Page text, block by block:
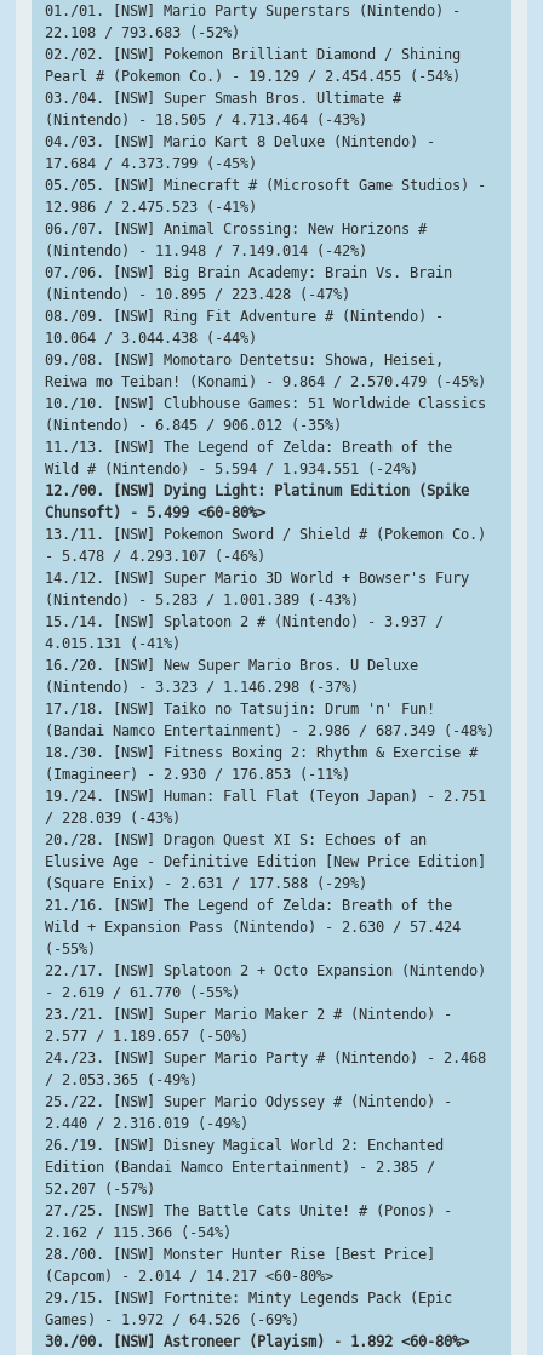
01./01. [NSW] Mario Party Superstars (Nintendo) -
22.108 / 793.683 (-52%)
02./02. [NSW] Pokemon Brilliant Diamond / Shining
Pearl # (Pokemon Co.) - 19.129 / 2.454.455 (-54%)
03./04. [NSW] Super Smash Bros. Ultimate #
(Nintendo) - 18.505 / 4.713.464 (-43%)
04./03. [NSW] Mario Kart 8 Deluxe (Nintendo) -
17.684 / 4.373.799 (-45%)
05./05. [NSW] Minecraft # (Microsoft Game Studios) -
12.986 / 2.475.523 (-41%)
06./07. [NSW] Animal Crossing: New Horizons #
(Nintendo) - 11.948 / 7.149.014 (-42%)
07./06. [NSW] Big Brain Academy: Brain Vs. Brain
(Nintendo) - 10.895 / 223.428 (-47%)
08./09. [NSW] Ring Fit Adventure # (Nintendo) -
10.064 / 3.044.438 (-44%)
09./08. [NSW] Momotaro Dentetsu: Showa, Heisei,
Reiwa mo Teiban! (Konami) - 9.864 / 2.570.479 (-45%)
10./10. [NSW] Clubhouse Games: 51 Worldwide Classics
(Nintendo) - 6.845 / 906.012 (-35%)
11./13. [NSW] The Legend of Zelda: Breath of the
Wild # (Nintendo) - 5.594 / 1.934.551 (-24%)
12./00. [NSW] Dying Light: Platinum Edition (Spike
Chunsoft) - 5.499 <60-80%>
13./11. [NSW] Pokemon Sword / Shield # (Pokemon Co.)
- 5.478 / 4.293.107 (-46%)
14./12. [NSW] Super Mario 3D World + Bowser's Fury
(Nintendo) - 5.283 / 1.001.389 (-43%)
15./14. [NSW] Splatoon 2 # (Nintendo) - 3.937 /
4.015.131 (-41%)
16./20. [NSW] New Super Mario Bros. U Deluxe
(Nintendo) - 3.323 / 1.146.298 (-37%)
17./18. [NSW] Taiko no Tatsujin: Drum 'n' Fun!
(Bandai Namco Entertainment) - 2.986 / 687.349 (-48%)
18./30. [NSW] Fitness Boxing 2: Rhythm & Exercise #
(Imagineer) - 2.930 / 176.853 (-11%)
19./24. [NSW] Human: Fall Flat (Teyon Japan) - 2.751
/ 228.039 (-43%)
20./28. [NSW] Dragon Quest XI S: Echoes of an
Elusive Age - Definitive Edition [New Price Edition]
(Square Enix) - 2.631 / 177.588 (-29%)
21./16. [NSW] The Legend of Zelda: Breath of the
Wild + Expansion Pass (Nintendo) - 2.630 / 57.424
(-55%)
22./17. [NSW] Splatoon 2 + Octo Expansion (Nintendo)
- 2.619 / 61.770 (-55%)
23./21. [NSW] Super Mario Maker 2 # (Nintendo) -
2.577 / 1.189.657 (-50%)
24./23. [NSW] Super Mario Party # (Nintendo) - 2.468
/ 2.053.365 (-49%)
25./22. [NSW] Super Mario Odyssey # (Nintendo) -
2.440 / 2.316.019 (-49%)
26./19. [NSW] Disney Magical World 2: Enchanted
Edition (Bandai Namco Entertainment) - 2.385 /
52.207 (-57%)
27./25. [NSW] The Battle Cats Unite! # (Ponos) -
2.162 / 115.366 (-54%)
28./00. [NSW] Monster Hunter Rise [Best Price]
(Capcom) - 2.014 / 14.217 <60-80%>
29./15. [NSW] Fortnite: Minty Legends Pack (Epic
Games) - 1.972 / 64.526 (-69%)
30./00. [NSW] Astroneer (Playism) - 1.892 <60-80%>